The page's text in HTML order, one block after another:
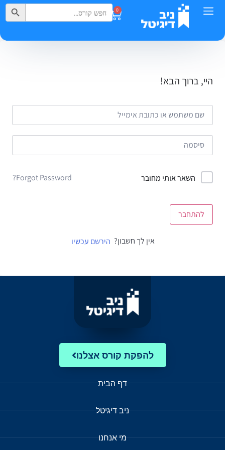
0
Search
for:
Search Button
היי, ברוך הבא!
השאר אותי מחובר Forgot Password?
להתחבר
אין לך חשבון? הירשם עכשיו
להפקת קורס אצלנו
דף הבית
ניב דיגיטל
מי אנחנו